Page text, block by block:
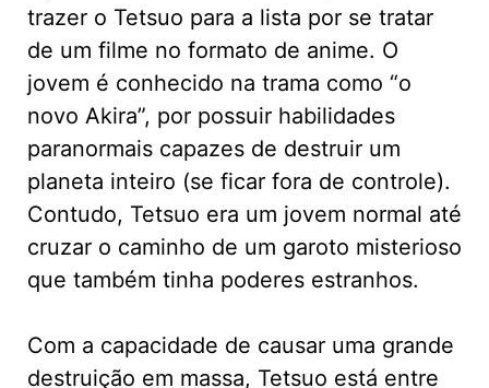
trazer o Tetsuo para a lista por se tratar
de um filme no formato de anime. O
jovem é conhecido na trama como “o
novo Akira”, por possuir habilidades
paranormais capazes de destruir um
planeta inteiro (se ficar fora de controle).
Contudo, Tetsuo era um jovem normal até
cruzar o caminho de um garoto misterioso
que também tinha poderes estranhos.
Com a capacidade de causar uma grande
destruição em massa, Tetsuo está entre